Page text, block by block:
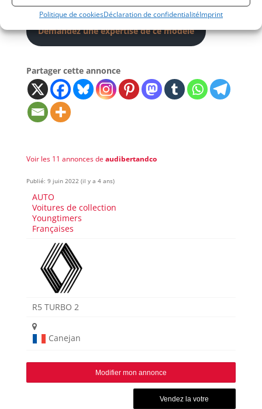
Politique de cookiesDéclaration de confidentialitéImprint
Demandez une expertise de ce modèle
Partager cette annonce
Voir les 11 annonces de audibertandco
Publié: 9 juin 2022 (il y a 4 ans)
AUTO
Voitures de collection
Youngtimers
Françaises
R5 TURBO 2
Canejan
Modifier mon annonce